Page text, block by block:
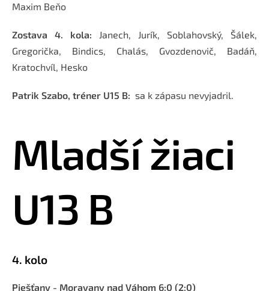
Maxim Beňo
Zostava 4. kola:
Janech, Jurík, Soblahovský, Šálek,
Gregorička, Bindics, Chalás, Gvozdenovič, Badáň,
Kratochvíl, Hesko
Patrik Szabo, tréner U15 B: sa k zápasu nevyjadril.
Mladší žiaci
U13 B
4. kolo
Piešťany - Moravany nad Váhom 6:0 (2:0)